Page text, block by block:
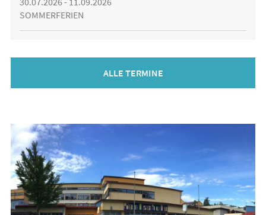
SOMMERFERIEN
ALLE TERMINE